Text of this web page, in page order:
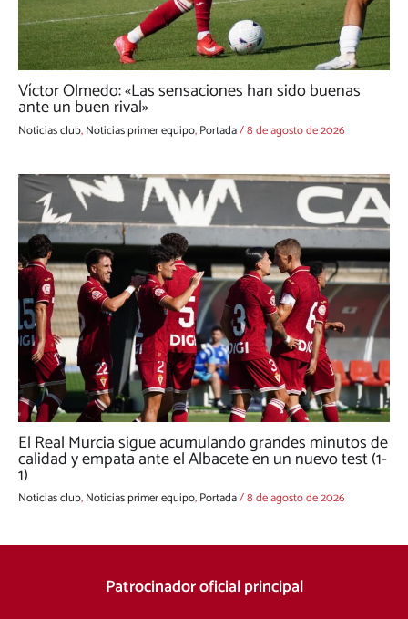
Víctor Olmedo: «Las sensaciones han sido buenas
ante un buen rival»
Noticias club,Noticias primer equipo,Portada/8 de agosto de 2026
El Real Murcia sigue acumulando grandes minutos de
calidad y empata ante el Albacete en un nuevo test (1-
1)
Noticias club,Noticias primer equipo,Portada/8 de agosto de 2026
Patrocinador oficial principal